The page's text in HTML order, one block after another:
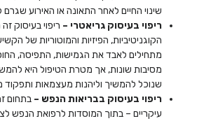
שינוי החיים לאחר התאונה או האירוע
ריפוי בעיסוק גריאטרי – ריפוי בעיסוק
הקוגניטיביות, הפיזיות והמוטוריות של
מתחילים לאבד את הגמישות, התפיסה,
מסיבות שונות, אך מטרת הטיפול היא
שנוכל להמשיך וליהנות מעצמאות ותפקוד
ריפוי בעיסוק בבריאות הנפש – בתחום
עיקריים – בתוך המוסדות לרפואת הנפש